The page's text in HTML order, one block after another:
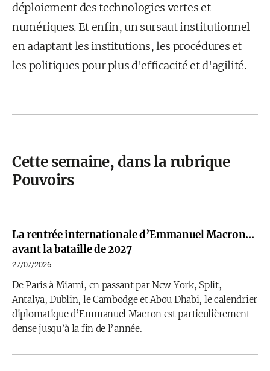
déploiement des technologies vertes et
numériques. Et enfin, un sursaut institutionnel
en adaptant les institutions, les procédures et
les politiques pour plus d'efficacité et d'agilité.
Cette semaine, dans la rubrique
Pouvoirs
La rentrée internationale d’Emmanuel Macron…
avant la bataille de 2027
27/07/2026
De Paris à Miami, en passant par New York, Split,
Antalya, Dublin, le Cambodge et Abou Dhabi, le calendrier
diplomatique d’Emmanuel Macron est particulièrement
dense jusqu’à la fin de l’année.